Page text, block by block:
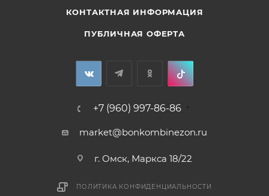
КОНТАКТНАЯ ИНФОРМАЦИЯ
ПУБЛИЧНАЯ ОФЕРТА
+7 (960) 997-86-86
market@bonkombinezon.ru
г. Омск, Маркса 18/22
ПОЛИТИКА КОНФИДЕНЦИАЛЬНОСТИ